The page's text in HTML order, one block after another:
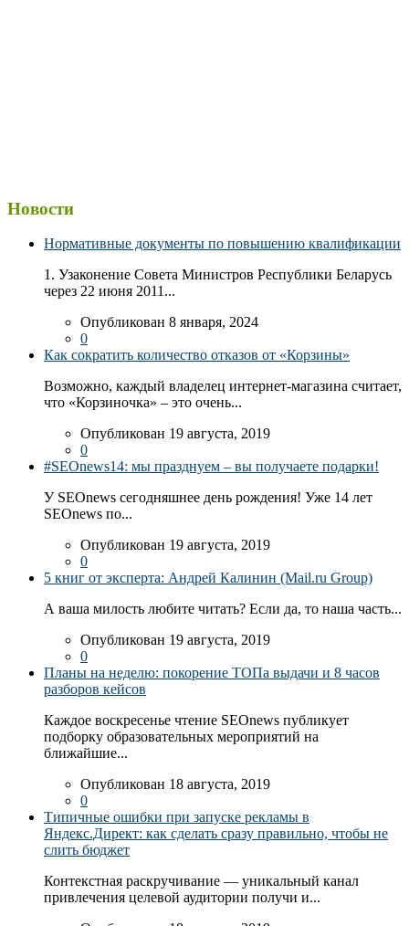
Новости
Нормативные документы по повышению квалификации
1. Узаконение Совета Министров Республики Беларусь
через 22 июня 2011...
Опубликован 8 января, 2024
0
Как сократить количество отказов от «Корзины»
Возможно, каждый владелец интернет-магазина считает,
что «Корзиночка» – это очень...
Опубликован 19 августа, 2019
0
#SEOnews14: мы празднуем – вы получаете подарки!
У SEOnews сегодняшнее день рождения! Уже 14 лет
SEOnews по...
Опубликован 19 августа, 2019
0
5 книг от эксперта: Андрей Калинин (Mail.ru Group)
А ваша милость любите читать? Если да, то наша часть...
Опубликован 19 августа, 2019
0
Планы на неделю: покорение ТОПа выдачи и 8 часов
разборов кейсов
Каждое воскресенье чтение SEOnews публикует
подборку образовательных мероприятий на
ближайшие...
Опубликован 18 августа, 2019
0
Типичные ошибки при запуске рекламы в
Яндекс.Директ: как сделать сразу правильно, чтобы не
слить бюджет
Контекстная раскручивание — уникальный канал
привлечения целевой аудитории получи и...